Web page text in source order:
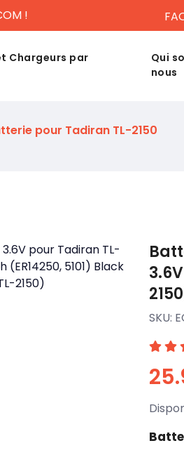
!
Chargeurs par
Qui
nous
pour Tadiran TL-2150
SKU: